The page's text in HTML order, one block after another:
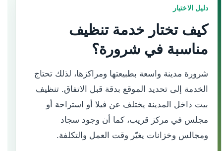
دليل الاختيار
كيف تختار خدمة تنظيف
مناسبة في شرورة؟
شرورة مدينة واسعة بطبيعتها ومراكزها، لذلك تحتاج
الخدمة إلى تحديد الموقع بدقة قبل الاتفاق. تنظيف
بيت داخل المدينة يختلف عن فيلا أو استراحة أو
مجلس في مركز قريب، كما أن وجود سجاد
ومجالس وخزانات يغيّر وقت العمل والتكلفة.